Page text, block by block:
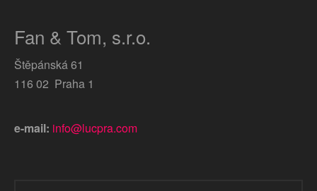
Fan & Tom, s.r.o.
Štěpánská 61
116 02 Praha 1
e-mail: info@lucpra.com